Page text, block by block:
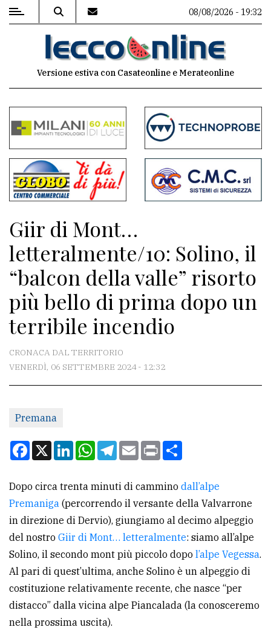
MENU
commenti
Contenuti
del
sito
Meteo
CONTATTI
La
redazione
Per
la
pubblicità
CERCA
Cerca
per
comune
Ricerca
avanzata
LE
ALTRE
TESTATE
08/08/2026 - 19:32
Versione estiva con Casateonline e Merateonline
Giir di Mont…
letteralmente/10: Solino, il
“balcon della valle” risorto
più bello di prima dopo un
terribile incendio
CRONACA DAL TERRITORIO
VENERDÌ, 06 SETTEMBRE 2024 - 12:32
Premana
Facebook
X LinkedInWhatsApp
Telegram
EmailPrint
Dopo circa trenta minuti di cammino dall’alpe
Premaniga (percorrendo il versante della Valvarrone
in direzione di Dervio), giungiamo al decimo alpeggio
del nostro Giir di Mont… letteralmente: siamo all’alpe
Solino, il secondo mont più piccolo dopo l’alpe Vegessa.
Al pari di quest’ultima, anche Solino è un alpeggio di
costituzione relativamente recente, che nasce “per
distacco” dalla vicina alpe Piancalada (la conosceremo
nella prossima uscita).